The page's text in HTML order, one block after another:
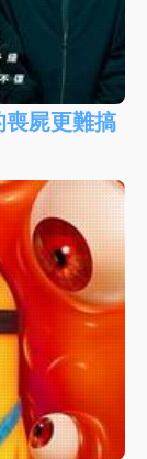
喪屍更難搞